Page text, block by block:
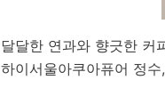
달달한 연과와 향긋한 커
하이서울아쿠아퓨어 정